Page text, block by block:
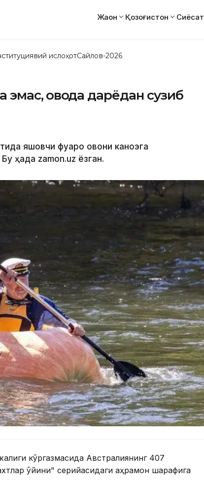
Жаҳон Қозоғистон Сиёсат
ислоҳотСайлов-2026
эмас, қовоқда дарёдан сузиб
яшовчи фуқаро қовоқни каноэга
ҳақда zamon.uz ёзган.
кўргазмасида Австралиянинг 407
ўйини" серийасидаги қаҳрамон шарафига